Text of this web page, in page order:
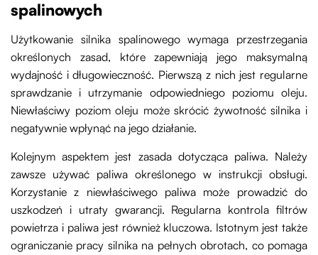
spalinowych
Użytkowanie silnika spalinowego wymaga przestrzegania
określonych zasad, które zapewniają jego maksymalną
wydajność i długowieczność. Pierwszą z nich jest regularne
sprawdzanie i utrzymanie odpowiedniego poziomu oleju.
Niewłaściwy poziom oleju może skrócić żywotność silnika i
negatywnie wpłynąć na jego działanie.
Kolejnym aspektem jest zasada dotycząca paliwa. Należy
zawsze używać paliwa określonego w instrukcji obsługi.
Korzystanie z niewłaściwego paliwa może prowadzić do
uszkodzeń i utraty gwarancji. Regularna kontrola filtrów
powietrza i paliwa jest również kluczowa. Istotnym jest także
ograniczanie pracy silnika na pełnych obrotach, co pomaga